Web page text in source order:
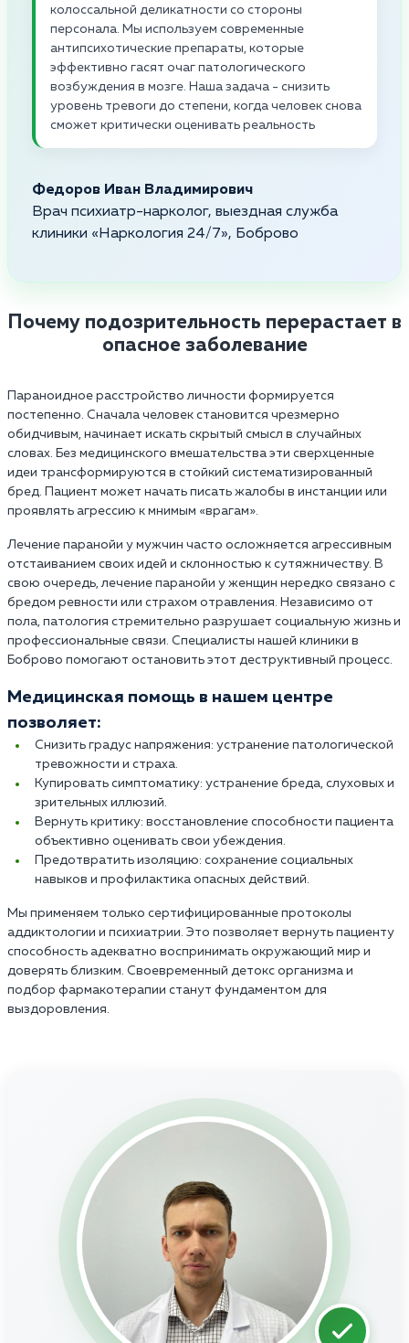
колоссальной деликатности со стороны
персонала. Мы используем современные
антипсихотические препараты, которые
эффективно гасят очаг патологического
возбуждения в мозге. Наша задача - снизить
уровень тревоги до степени, когда человек снова
сможет критически оценивать реальность
Федоров Иван Владимирович
Врач психиатр-нарколог, выездная служба
клиники «Наркология 24/7», Боброво
Почему подозрительность перерастает в
опасное заболевание
Параноидное расстройство личности формируется
постепенно. Сначала человек становится чрезмерно
обидчивым, начинает искать скрытый смысл в случайных
словах. Без медицинского вмешательства эти сверхценные
идеи трансформируются в стойкий систематизированный
бред. Пациент может начать писать жалобы в инстанции или
проявлять агрессию к мнимым «врагам».
Лечение паранойи у мужчин часто осложняется агрессивным
отстаиванием своих идей и склонностью к сутяжничеству. В
свою очередь, лечение паранойи у женщин нередко связано с
бредом ревности или страхом отравления. Независимо от
пола, патология стремительно разрушает социальную жизнь и
профессиональные связи. Специалисты нашей клиники в
Боброво помогают остановить этот деструктивный процесс.
Медицинская помощь в нашем центре
позволяет:
Снизить градус напряжения: устранение патологической
тревожности и страха.
Купировать симптоматику: устранение бреда, слуховых и
зрительных иллюзий.
Вернуть критику: восстановление способности пациента
объективно оценивать свои убеждения.
Предотвратить изоляцию: сохранение социальных
навыков и профилактика опасных действий.
Мы применяем только сертифицированные протоколы
аддиктологии и психиатрии. Это позволяет вернуть пациенту
способность адекватно воспринимать окружающий мир и
доверять близким. Своевременный детокс организма и
подбор фармакотерапии станут фундаментом для
выздоровления.